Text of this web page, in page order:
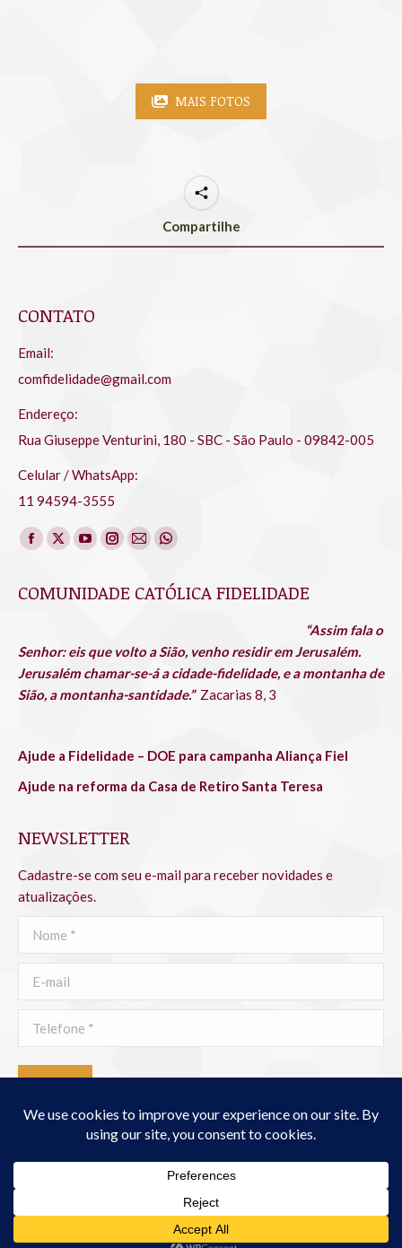
MAIS FOTOS
Compartilhe
CONTATO
Email:
comfidelidade@gmail.com
Endereço:
Rua Giuseppe Venturini, 180 - SBC - São Paulo - 09842-005
Celular / WhatsApp:
11 94594-3555
Encontre-nos em:
COMUNIDADE CATÓLICA FIDELIDADE
“Assim fala o
Senhor: eis que volto a Sião, venho residir em Jerusalém.
Jerusalém chamar-se-á a cidade-fidelidade, e a montanha de
Sião, a montanha-santidade.” Zacarias 8, 3
Ajude a Fidelidade – DOE para campanha Aliança Fiel
Ajude na reforma da Casa de Retiro Santa Teresa
NEWSLETTER
Cadastre-se com seu e-mail para receber novidades e
atualizações.
Nome *
E-mail
Telefone *
ENVIAR
By @ Comunidade Fidelidade 2026 - Todos os direitos reservados
"Portanto, sede perfeitos, assim como vosso Pai celeste é perfeito."
Mt 5, 48